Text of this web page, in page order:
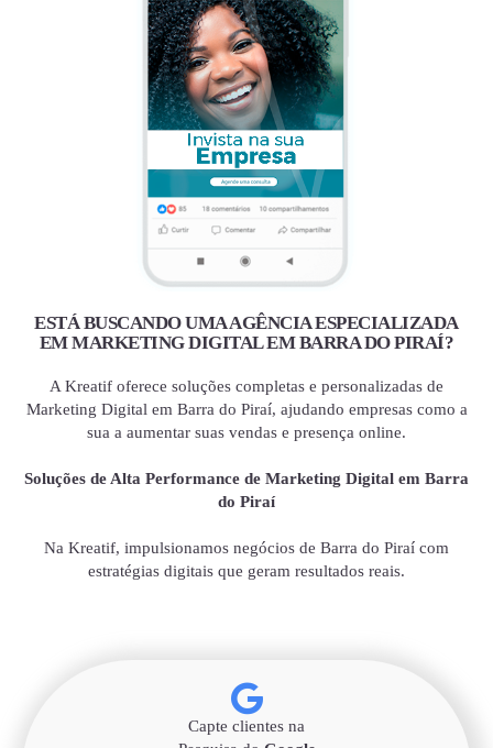
ESTÁ BUSCANDO UMA AGÊNCIA ESPECIALIZADA
EM MARKETING DIGITAL EM BARRA DO PIRAÍ?
A Kreatif oferece soluções completas e personalizadas de
Marketing Digital em Barra do Piraí, ajudando empresas como a
sua a aumentar suas vendas e presença online.
Soluções de Alta Performance de Marketing Digital em Barra
do Piraí
Na Kreatif, impulsionamos negócios de Barra do Piraí com
estratégias digitais que geram resultados reais.
Capte clientes na